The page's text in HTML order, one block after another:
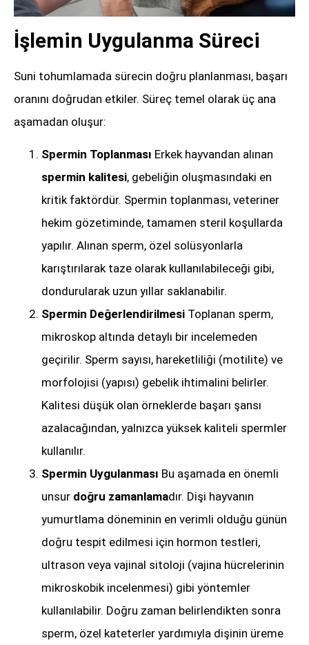
İşlemin Uygulanma Süreci
Suni tohumlamada sürecin doğru planlanması, başarı
oranını doğrudan etkiler. Süreç temel olarak üç ana
aşamadan oluşur:
Spermin Toplanması Erkek hayvandan alınan
spermin kalitesi, gebeliğin oluşmasındaki en
kritik faktördür. Spermin toplanması, veteriner
hekim gözetiminde, tamamen steril koşullarda
yapılır. Alınan sperm, özel solüsyonlarla
karıştırılarak taze olarak kullanılabileceği gibi,
dondurularak uzun yıllar saklanabilir.
Spermin Değerlendirilmesi Toplanan sperm,
mikroskop altında detaylı bir incelemeden
geçirilir. Sperm sayısı, hareketliliği (motilite) ve
morfolojisi (yapısı) gebelik ihtimalini belirler.
Kalitesi düşük olan örneklerde başarı şansı
azalacağından, yalnızca yüksek kaliteli spermler
kullanılır.
Spermin Uygulanması Bu aşamada en önemli
unsur doğru zamanlamadır. Dişi hayvanın
yumurtlama döneminin en verimli olduğu günün
doğru tespit edilmesi için hormon testleri,
ultrason veya vajinal sitoloji (vajina hücrelerinin
mikroskobik incelenmesi) gibi yöntemler
kullanılabilir. Doğru zaman belirlendikten sonra
sperm, özel kateterler yardımıyla dişinin üreme